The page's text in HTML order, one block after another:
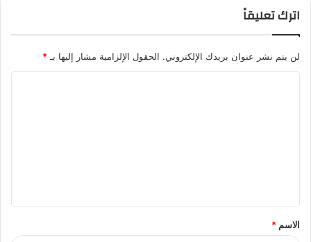
اترك تعليقاً
لن يتم نشر عنوان بريدك الإلكتروني. الحقول الإلزامية مشار إليها بـ *
ق
*
الاسم *